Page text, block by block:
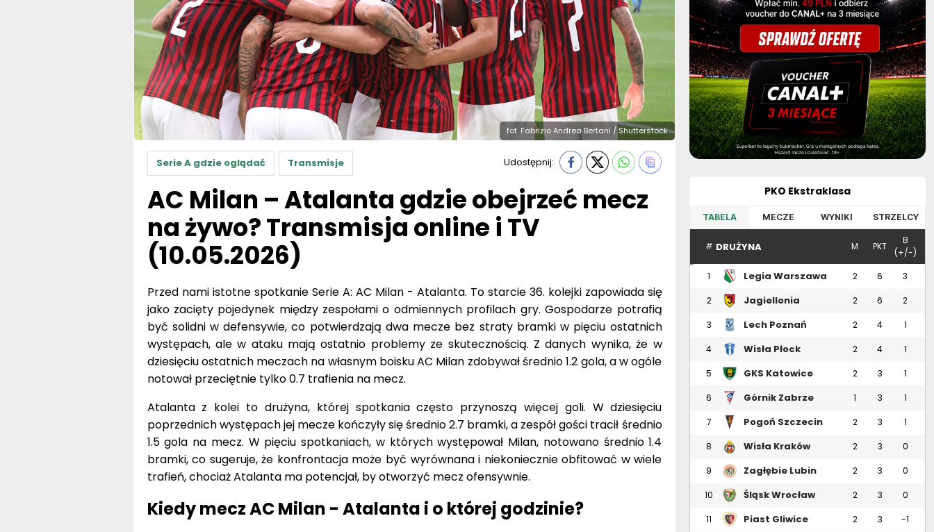
fot. Fabrizio Andrea Bertani / Shutterstock
Serie A gdzie oglądać Transmisje Udostępnij:
AC Milan – Atalanta gdzie obejrzeć mecz
na żywo? Transmisja online i TV
(10.05.2026)
Przed nami istotne spotkanie Serie A: AC Milan - Atalanta. To starcie 36. kolejki zapowiada się
jako zacięty pojedynek między zespołami o odmiennych profilach gry. Gospodarze potrafią
być solidni w defensywie, co potwierdzają dwa mecze bez straty bramki w pięciu ostatnich
występach, ale w ataku mają ostatnio problemy ze skutecznością. Z danych wynika, że w
dziesięciu ostatnich meczach na własnym boisku AC Milan zdobywał średnio 1.2 gola, a w ogóle
notował przeciętnie tylko 0.7 trafienia na mecz.
Atalanta z kolei to drużyna, której spotkania często przynoszą więcej goli. W dziesięciu
poprzednich występach jej mecze kończyły się średnio 2.7 bramki, a zespół gości tracił średnio
1.5 gola na mecz. W pięciu spotkaniach, w których występował Milan, notowano średnio 1.4
bramki, co sugeruje, że konfrontacja może być wyrównana i niekoniecznie obfitować w wiele
trafień, chociaż Atalanta ma potencjał, by otworzyć mecz ofensywnie.
Kiedy mecz AC Milan - Atalanta i o której godzinie?
PKO Ekstraklasa
TABELA MECZE WYNIKI STRZELCY
# DRUŻYNA M PKT
B
(+/-)
1
Legia Warszawa 2 6 3
2
Jagiellonia
2 6 2
3 Lech Poznań 2 4 1
4 Wisła Płock 2 4 1
5 GKS Katowice 2 3 1
6 Górnik Zabrze 1 3 1
7 Pogoń Szczecin 2 3 1
8 Wisła Kraków 2 3 0
9 Zagłębie Lubin 2 3 0
10 Śląsk Wrocław 2 3 0
11 Piast Gliwice 2 3 -1